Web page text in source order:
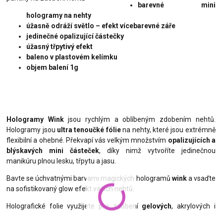
barevné mini
hologramy na nehty
úžasně odráží světlo – efekt vícebarevné záře
jedinečné opalizující částečky
úžasný třpytivý efekt
baleno v plastovém kelímku
objem balení 1g
Hologramy Winkjsou rychlým a oblíbeným zdobením nehtů.
Hologramy jsou ultra tenoučké fóliena nehty, které jsou extrémně
flexibilní a ohebné. Překvapí vás velkým množstvím opalizujících a
blýskavých mini částeček, díky nimž vytvoříte jedinečnou
manikúru plnou lesku, třpytu a jasu.
Bavte se úchvatnými barvami magických hologramů winka vsaďte
na sofistikovaný glow efekt vašich nehtů.
Holografické folie využijete pro zdobení gelových, akrylových i